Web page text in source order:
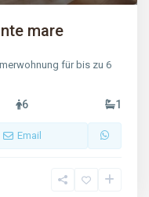
mare
für bis zu 6
6 1
Email